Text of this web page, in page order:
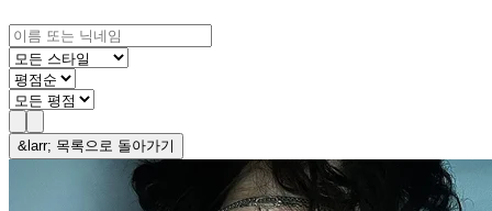
&larr; 목록으로 돌아가기